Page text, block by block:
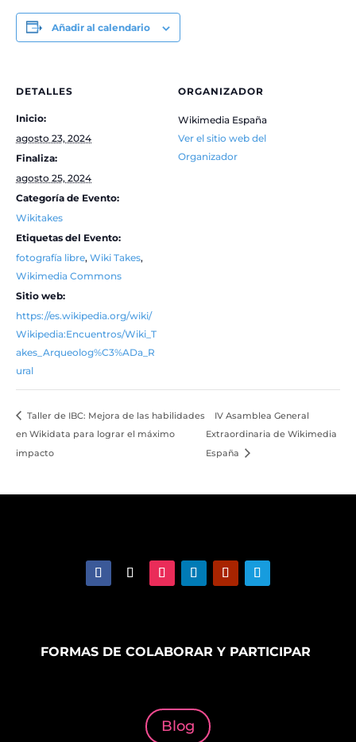
Añadir al calendario
DETALLES
Inicio:
agosto 23, 2024
Finaliza:
agosto 25, 2024
Categoría de Evento:
Wikitakes
Etiquetas del Evento:
fotografía libre, Wiki Takes,
Wikimedia Commons
Sitio web:
https://es.wikipedia.org/wiki/
Wikipedia:Encuentros/Wiki_T
akes_Arqueolog%C3%ADa_R
ural
ORGANIZADOR
Wikimedia España
Ver el sitio web del
Organizador
Taller de IBC: Mejora de las habilidades
en Wikidata para lograr el máximo
impacto
IV Asamblea General
Extraordinaria de Wikimedia
España
FORMAS DE COLABORAR Y PARTICIPAR
Blog